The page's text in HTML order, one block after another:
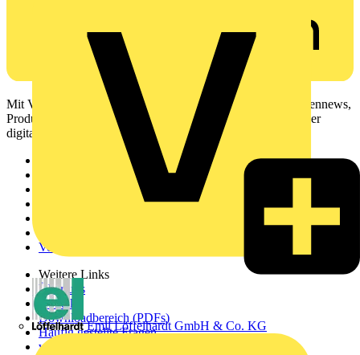
Emil Löffelhardt GmbH & Co. KG
Mit Voltimum erhalten Elektrofachkräfte Zugang zu Branchennews,
Produktinformationen, Schulungen und Tools – alles auf einer
digitalen Plattform und Community.
Voltimum+
Weitere Links
Über uns
Kontakt
Downloadbereich (PDFs)
Häufig gestellte Fragen
voltimum.com